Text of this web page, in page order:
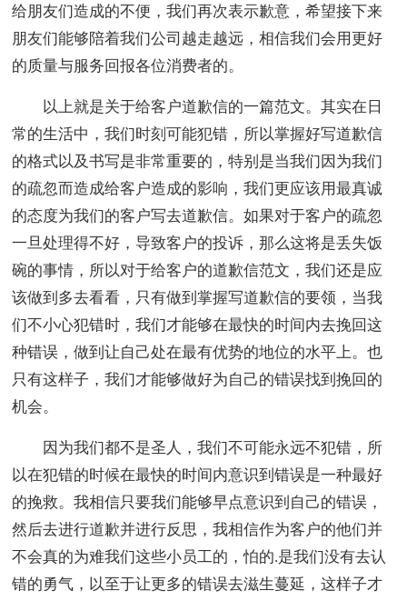
给朋友们造成的不便，我们再次表示歉意，希望接下来
朋友们能够陪着我们公司越走越远，相信我们会用更好
的质量与服务回报各位消费者的。
以上就是关于给客户道歉信的一篇范文。其实在日
常的生活中，我们时刻可能犯错，所以掌握好写道歉信
的格式以及书写是非常重要的，特别是当我们因为我们
的疏忽而造成给客户造成的影响，我们更应该用最真诚
的态度为我们的客户写去道歉信。如果对于客户的疏忽
一旦处理得不好，导致客户的投诉，那么这将是丢失饭
碗的事情，所以对于给客户的道歉信范文，我们还是应
该做到多去看看，只有做到掌握写道歉信的要领，当我
们不小心犯错时，我们才能够在最快的时间内去挽回这
种错误，做到让自己处在最有优势的地位的水平上。也
只有这样子，我们才能够做好为自己的错误找到挽回的
机会。
因为我们都不是圣人，我们不可能永远不犯错，所
以在犯错的时候在最快的时间内意识到错误是一种最好
的挽救。我相信只要我们能够早点意识到自己的错误，
然后去进行道歉并进行反思，我相信作为客户的他们并
不会真的为难我们这些小员工的，怕的.是我们没有去认
错的勇气，以至于让更多的错误去滋生蔓延，这样子才